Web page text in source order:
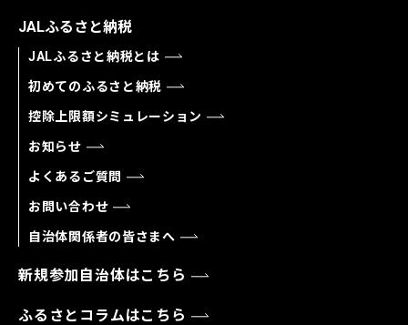
JALふるさと納税
JALふるさと納税とは
初めてのふるさと納税
控除上限額シミュレーション
お知らせ
よくあるご質問
お問い合わせ
自治体関係者の皆さまへ
新規参加自治体はこちら
ふるさとコラムはこちら